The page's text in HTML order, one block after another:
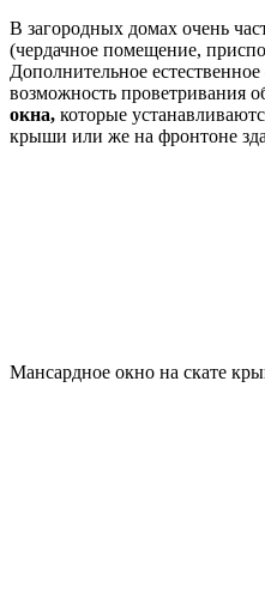
В загородных домах очень
(чердачное помещение,
Дополнительное
возможность проветривания
окна, которые
крыши или же на фронтоне
Мансардное окно на скате